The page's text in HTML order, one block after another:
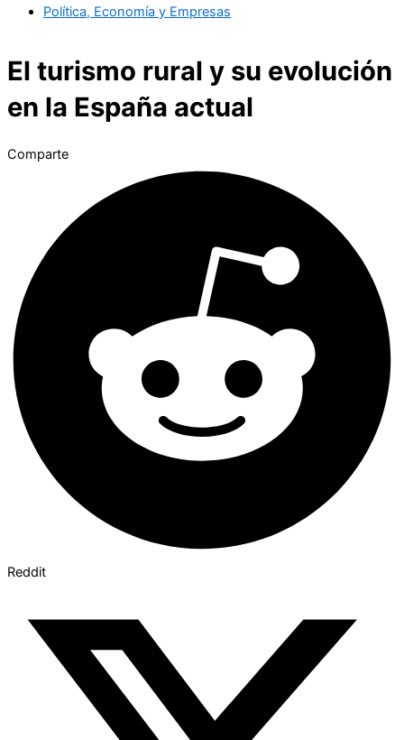
Política, Economía y Empresas
El turismo rural y su evolución
en la España actual
Comparte
Reddit